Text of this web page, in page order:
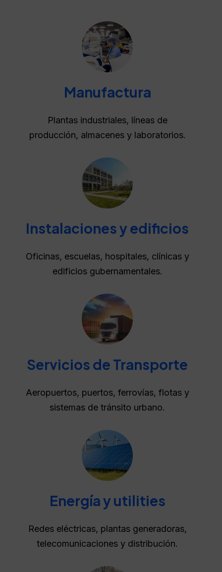
Manufactura
Plantas industriales, líneas de
producción, almacenes y laboratorios.
Instalaciones y edificios
Oficinas, escuelas, hospitales, clínicas y
edificios gubernamentales.
Servicios de Transporte
Aeropuertos, puertos, ferrovías, flotas y
sistemas de tránsito urbano.
Energía y utilities
Redes eléctricas, plantas generadoras,
telecomunicaciones y distribución.